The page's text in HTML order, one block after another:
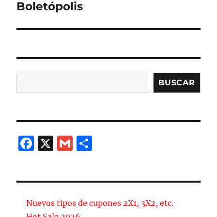
Boletópolis
BUSCAR
F
b
X
G
a
Nuevos tipos de cupones 2X1, 3X2, etc.